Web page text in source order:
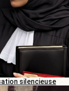
silencieuse